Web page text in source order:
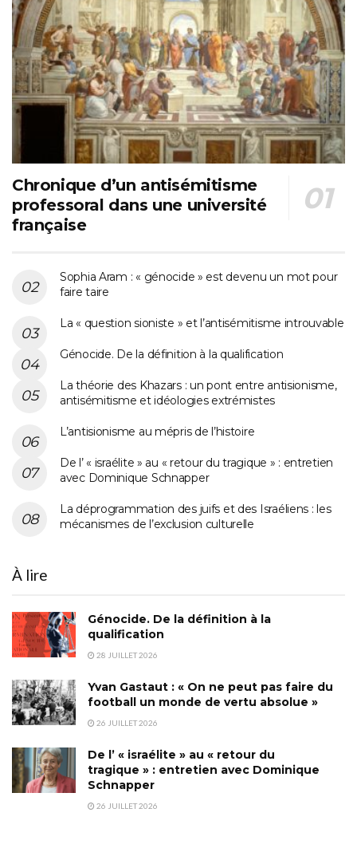
Chronique d’un antisémitisme
professoral dans une université
française
Sophia Aram : « génocide » est devenu un mot pour
faire taire
La « question sioniste » et l’antisémitisme introuvable
Génocide. De la définition à la qualification
La théorie des Khazars : un pont entre antisionisme,
antisémitisme et idéologies extrémistes
L’antisionisme au mépris de l’histoire
De l’ « israélite » au « retour du tragique » : entretien
avec Dominique Schnapper
La déprogrammation des juifs et des Israéliens : les
mécanismes de l’exclusion culturelle
À lire
Génocide. De la définition à la
qualification
28 JUILLET 2026
Yvan Gastaut : « On ne peut pas faire du
football un monde de vertu absolue »
26 JUILLET 2026
De l’ « israélite » au « retour du
tragique » : entretien avec Dominique
Schnapper
26 JUILLET 2026